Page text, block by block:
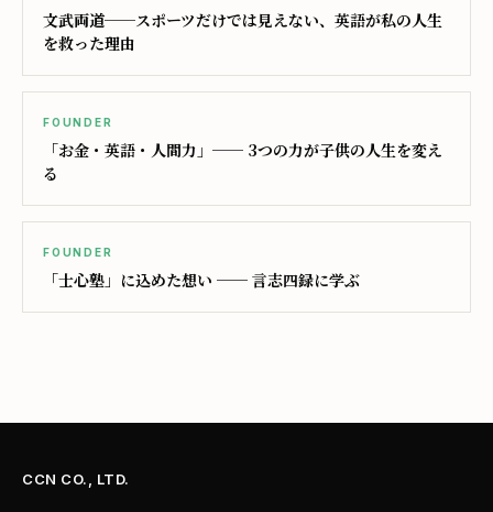
文武両道──スポーツだけでは見えない、英語が私の人生
を救った理由
FOUNDER
「お金・英語・人間力」── 3つの力が子供の人生を変え
る
FOUNDER
「士心塾」に込めた想い ── 言志四録に学ぶ
CCN CO., LTD.